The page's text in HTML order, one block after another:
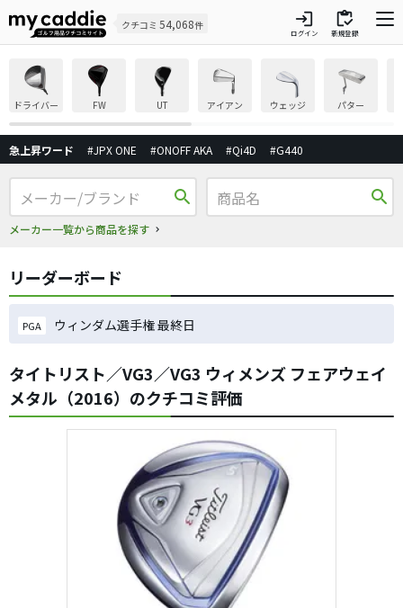
クチコミ 54,068件 login
ログイン
inventory
新規登録
ドライバー FW UT アイアン ウェッジ パター
急上昇ワード #JPX ONE #ONOFF AKA #Qi4D #G440
search
メーカー一覧から商品を探す
search
リーダーボード
PGA ウィンダム選手権 最終日
タイトリスト／VG3／VG3 ウィメンズ フェアウェイ
メタル（2016）のクチコミ評価